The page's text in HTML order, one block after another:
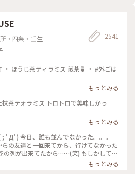
天井の梁や調度品もシックで美しく 昭
すが、 お客さんは若い観光客の方が多
すごく近いのですが、 コーナーだったの
間を過ごせました✨ ゆるり京都の街歩
た素敵な1日でした。 ・ ・ #私のことり
茶店 #ゼリーポンチ #ひんやりスイーツ #
フェ #レトロ #レトロ喫茶 #昭和レトロ #
四条河原町 #京都 #ことりっぷ京都 #ことりっぷ三都巡りの旅
・四条・壬生
2541
・ ほうじ茶ティラミス 煎茶🍵 ・ #外ごは
もっとみる
茶テォラミス トロトロで美味しかっ
もっとみる
Дﾟ) 今日、誰も並んでなかった。。。
の友達と一回来てから、行けてなかった
の列が出来てたから……(笑) もしかして、
な？ ……と、思ってたのです
列が出来てましたΣ( ; ﾟДﾟ)運が良かっ
もっとみる